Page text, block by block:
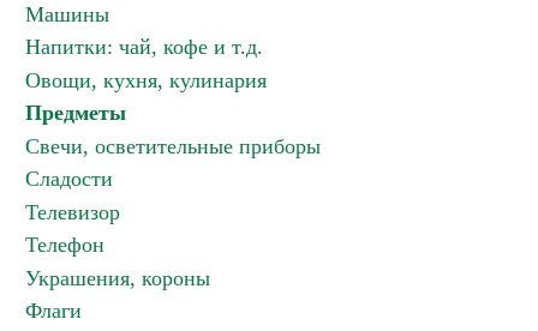
Машины
Напитки: чай, кофе и т.д.
Овощи, кухня, кулинария
Предметы
Свечи, осветительные приборы
Сладости
Телевизор
Телефон
Украшения, короны
Флаги